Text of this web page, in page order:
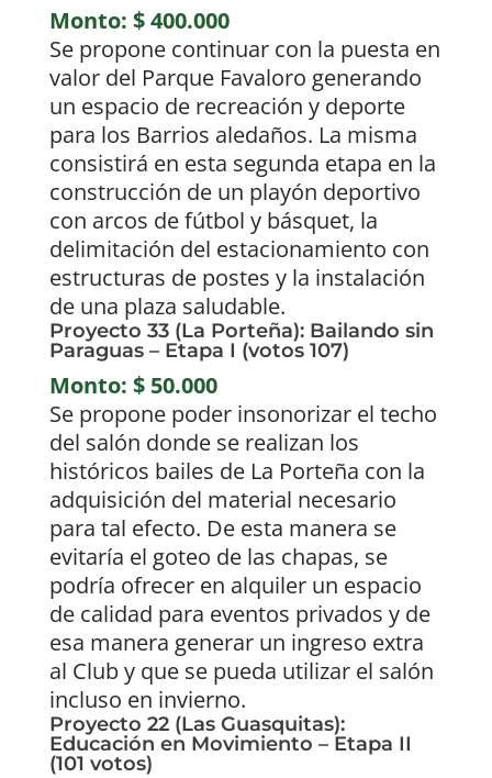
Monto: $ 400.000
Se propone continuar con la puesta en
valor del Parque Favaloro generando
un espacio de recreación y deporte
para los Barrios aledaños. La misma
consistirá en esta segunda etapa en la
construcción de un playón deportivo
con arcos de fútbol y básquet, la
delimitación del estacionamiento con
estructuras de postes y la instalación
de una plaza saludable.
Proyecto 33 (La Porteña): Bailando sin
Paraguas – Etapa I (votos 107)
Monto: $ 50.000
Se propone poder insonorizar el techo
del salón donde se realizan los
históricos bailes de La Porteña con la
adquisición del material necesario
para tal efecto. De esta manera se
evitaría el goteo de las chapas, se
podría ofrecer en alquiler un espacio
de calidad para eventos privados y de
esa manera generar un ingreso extra
al Club y que se pueda utilizar el salón
incluso en invierno.
Proyecto 22 (Las Guasquitas):
Educación en Movimiento – Etapa II
(101 votos)